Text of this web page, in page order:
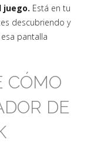
juego. Está en tu
descubriendo y
pantalla
CÓMO
DE